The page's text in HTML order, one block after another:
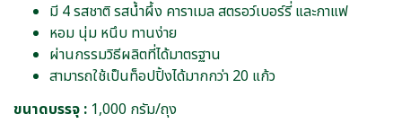
มี 4 รสชาติ รสน้ำผึ้ง คาราเมล สตรอว์เบอร์รี่ และกาแฟ
หอม นุ่ม หนึบ ทานง่าย
ผ่านกรรมวิธีผลิตที่ได้มาตรฐาน
สามารถใช้เป็นท็อปปิ้งได้มากกว่า 20 แก้ว
ขนาดบรรจุ : 1,000 กรัม/ถุง